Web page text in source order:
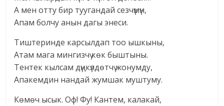
А мен отту бир туугандай сезчүмүн,
Апам болчу анын дагы энеси.
Тиштеринде карсылдап тоо ышкыны,
Атам мага мингизчү көк быштыны.
Тентек кылсам дүңкүлдөтчү жонумду,
Апакемдин нандай жумшак муштуму.
Көмөч ысык. Оф! Фу! Кантем, калакай,